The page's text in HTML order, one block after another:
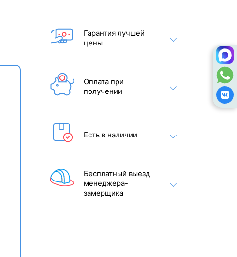
Гарантия лучшей
цены
Оплата при
получении
Есть в наличии
Бесплатный выезд
менеджера-
замерщика